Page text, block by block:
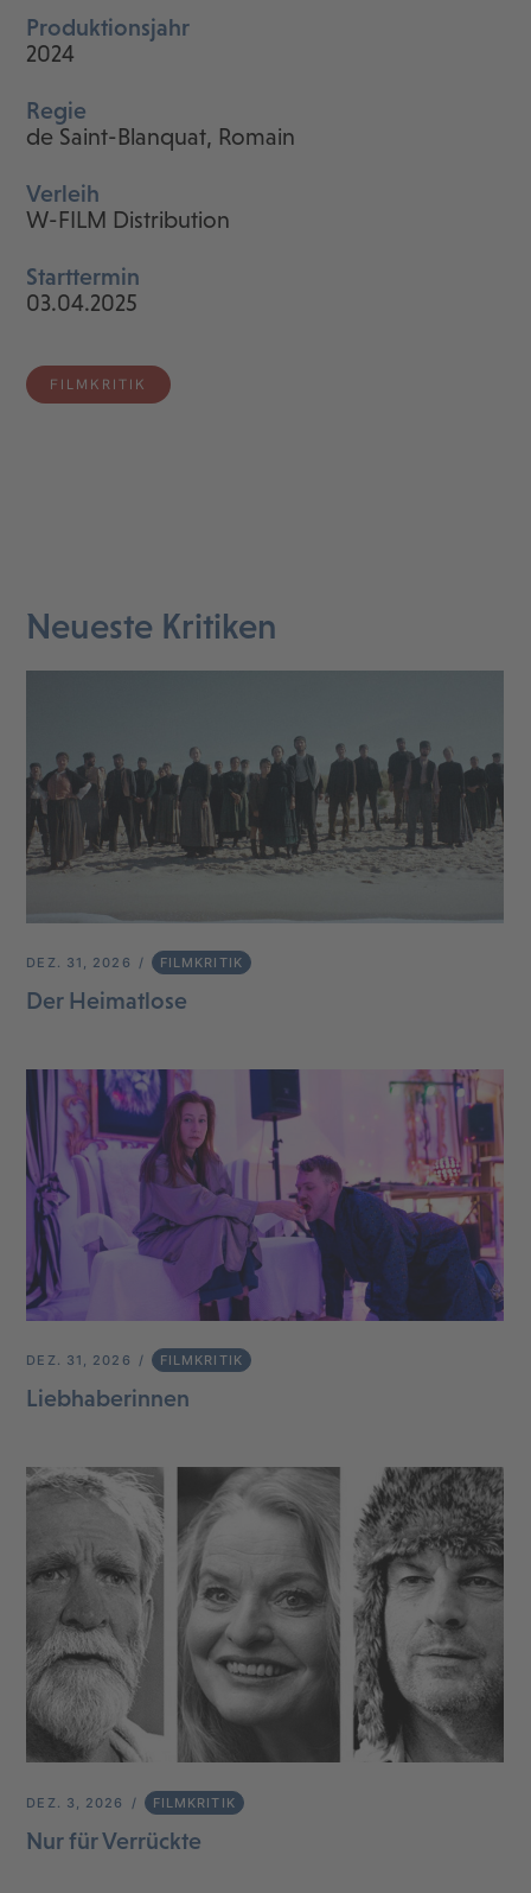
Produktionsjahr
2024
Regie
de Saint-Blanquat, Romain
Verleih
W-FILM Distribution
Starttermin
03.04.2025
FILMKRITIK
Neueste Kritiken
DEZ. 31, 2026 FILMKRITIK
Der Heimatlose
DEZ. 31, 2026 FILMKRITIK
Liebhaberinnen
DEZ. 3, 2026 FILMKRITIK
Nur für Verrückte